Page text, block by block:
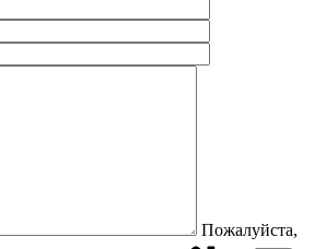
Пожалуйста,